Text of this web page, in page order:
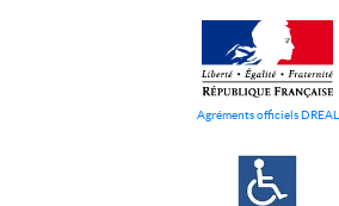
Agréments officiels DREAL